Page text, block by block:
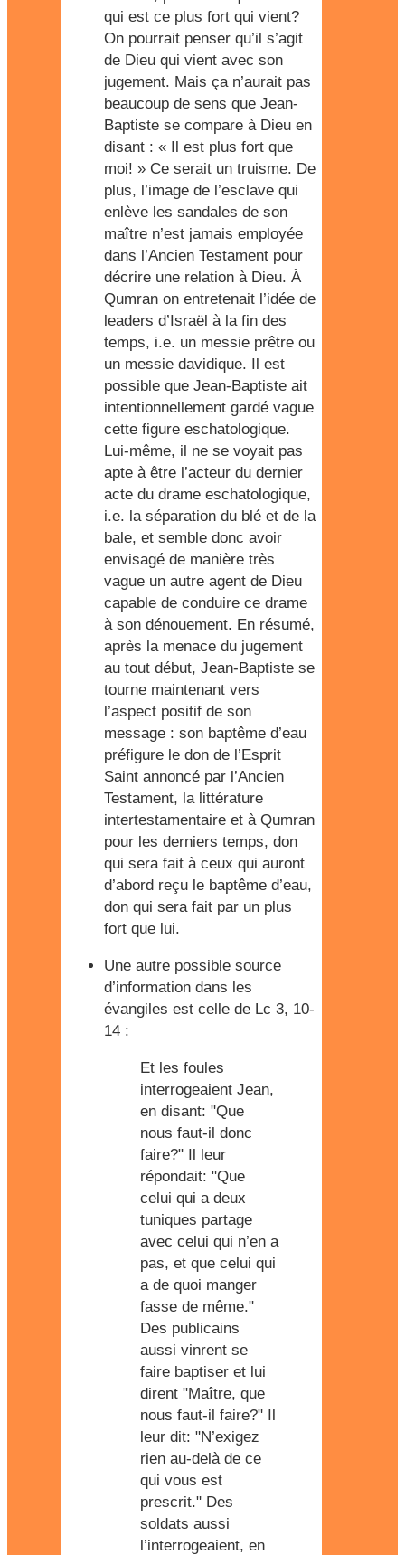
qui est ce plus fort qui vient?
On pourrait penser qu’il s’agit
de Dieu qui vient avec son
jugement. Mais ça n’aurait pas
beaucoup de sens que Jean-
Baptiste se compare à Dieu en
disant : « Il est plus fort que
moi! » Ce serait un truisme. De
plus, l’image de l’esclave qui
enlève les sandales de son
maître n’est jamais employée
dans l’Ancien Testament pour
décrire une relation à Dieu. À
Qumran on entretenait l’idée de
leaders d’Israël à la fin des
temps, i.e. un messie prêtre ou
un messie davidique. Il est
possible que Jean-Baptiste ait
intentionnellement gardé vague
cette figure eschatologique.
Lui-même, il ne se voyait pas
apte à être l’acteur du dernier
acte du drame eschatologique,
i.e. la séparation du blé et de la
bale, et semble donc avoir
envisagé de manière très
vague un autre agent de Dieu
capable de conduire ce drame
à son dénouement. En résumé,
après la menace du jugement
au tout début, Jean-Baptiste se
tourne maintenant vers
l’aspect positif de son
message : son baptême d’eau
préfigure le don de l’Esprit
Saint annoncé par l’Ancien
Testament, la littérature
intertestamentaire et à Qumran
pour les derniers temps, don
qui sera fait à ceux qui auront
d’abord reçu le baptême d’eau,
don qui sera fait par un plus
fort que lui.
Une autre possible source
d’information dans les
évangiles est celle de Lc 3, 10-
14 :
Et les foules
interrogeaient Jean,
en disant: "Que
nous faut-il donc
faire?" Il leur
répondait: "Que
celui qui a deux
tuniques partage
avec celui qui n’en a
pas, et que celui qui
a de quoi manger
fasse de même."
Des publicains
aussi vinrent se
faire baptiser et lui
dirent "Maître, que
nous faut-il faire?" Il
leur dit: "N’exigez
rien au-delà de ce
qui vous est
prescrit." Des
soldats aussi
l’interrogeaient, en